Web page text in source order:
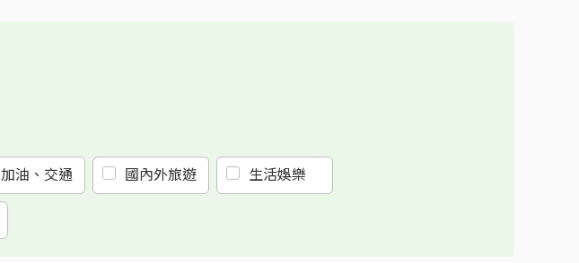
加油、交通 國內外旅遊 生活娛樂